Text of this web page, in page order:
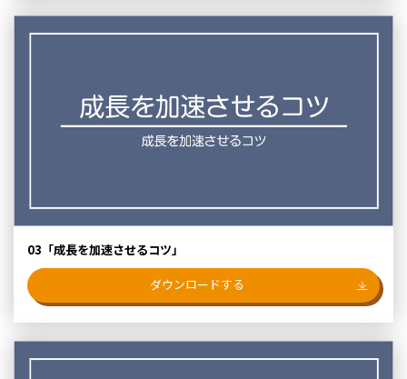
03「成⾧を加速させるコツ」
ダウンロードする